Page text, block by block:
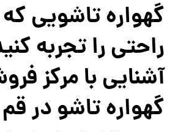
گهواره تاشویی
راحتی را تجربه
آشنایی با مرکز
گهواره تاشو در قم